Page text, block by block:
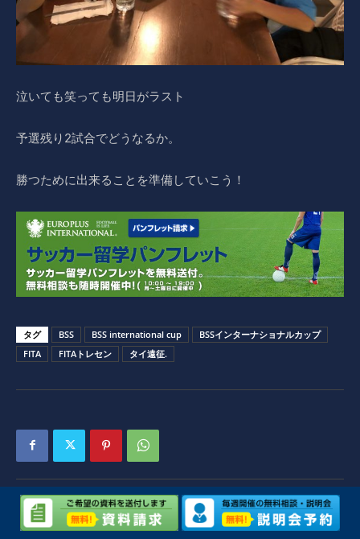
泣いても笑っても明日がラスト
予選残り2試合でどうなるか。
勝つために出来ることを準備していこう！
タグ BSS BSS international cup
BSSインターナショナルカップ
FITA
FITAトレセン タイ遠征.
前の記事 次の記事